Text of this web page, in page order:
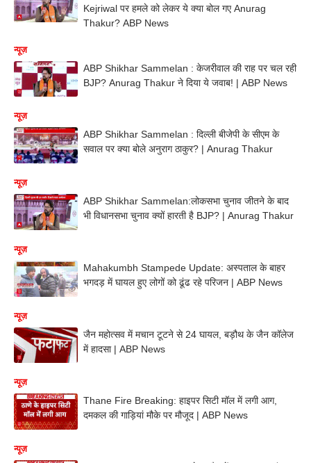
Kejriwal पर हमले को लेकर ये क्या बोल गए Anurag
Thakur? ABP News
न्यूज़
ABP Shikhar Sammelan : केजरीवाल की राह पर चल रही
BJP? Anurag Thakur ने दिया ये जवाब! | ABP News
न्यूज़
ABP Shikhar Sammelan : दिल्ली बीजेपी के सीएम के
सवाल पर क्या बोले अनुराग ठाकुर? | Anurag Thakur
न्यूज़
ABP Shikhar Sammelan:लोकसभा चुनाव जीतने के बाद
भी विधानसभा चुनाव क्यों हारती है BJP? | Anurag Thakur
न्यूज़
Mahakumbh Stampede Update: अस्पताल के बाहर
भगदड़ में घायल हुए लोगों को ढूंढ रहे परिजन | ABP News
न्यूज़
जैन महोत्सव में मचान टूटने से 24 घायल, बड़ौथ के जैन कॉलेज
में हादसा | ABP News
न्यूज़
Thane Fire Breaking: हाइपर सिटी मॉल में लगी आग,
दमकल की गाड़ियां मौके पर मौजूद | ABP News
न्यूज़